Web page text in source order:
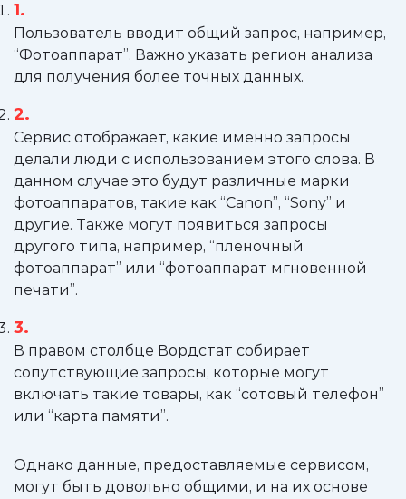
Пользователь вводит общий запрос, например,
“Фотоаппарат”. Важно указать регион анализа
для получения более точных данных.
Сервис отображает, какие именно запросы
делали люди с использованием этого слова. В
данном случае это будут различные марки
фотоаппаратов, такие как “Canon”, “Sony” и
другие. Также могут появиться запросы
другого типа, например, “пленочный
фотоаппарат” или “фотоаппарат мгновенной
печати”.
В правом столбце Вордстат собирает
сопутствующие запросы, которые могут
включать такие товары, как “сотовый телефон”
или “карта памяти”.
Однако данные, предоставляемые сервисом,
могут быть довольно общими, и на их основе